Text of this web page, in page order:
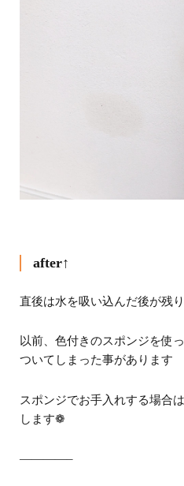
after↑
直後は水を吸い込んだ後が残
以前、色付きのスポンジを使
ついてしまった事があります
スポンジでお手入れする場合
します❁
————–